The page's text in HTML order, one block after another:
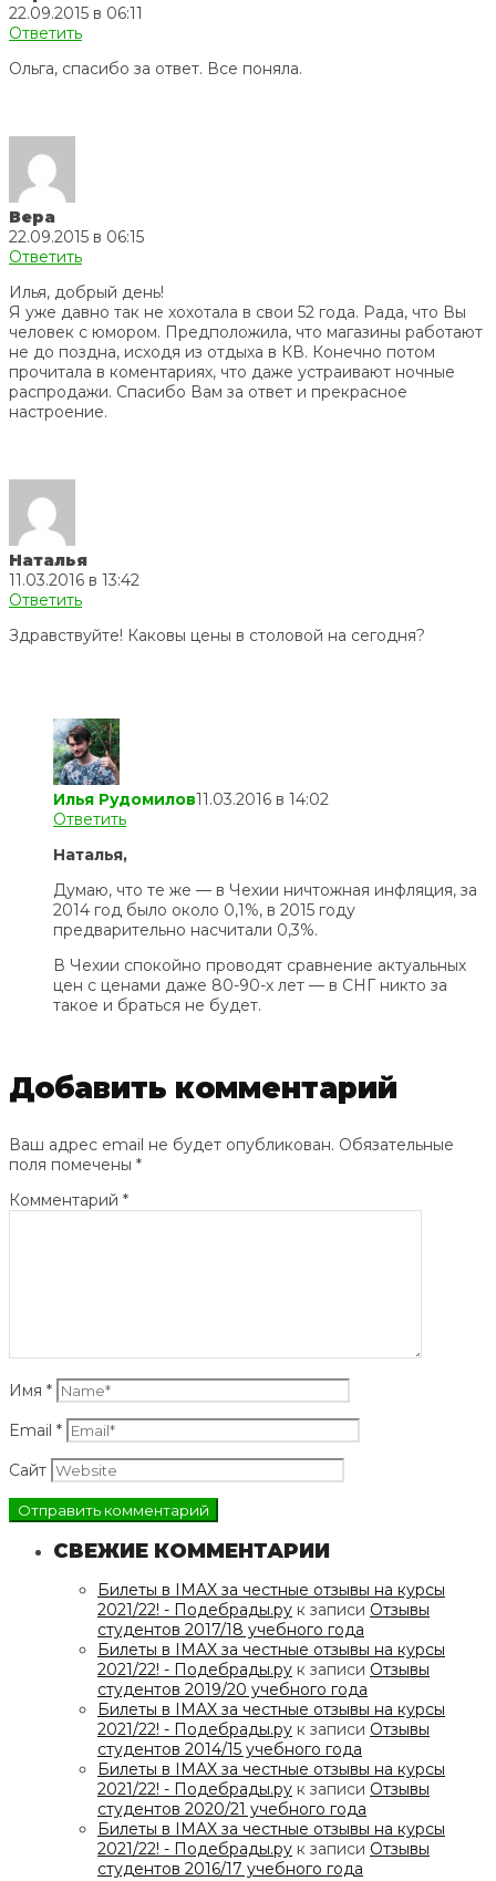
22.09.2015 в 06:11
Ответить
Ольга, спасибо за ответ. Все поняла.
Вера
22.09.2015 в 06:15
Ответить
Илья, добрый день!
Я уже давно так не хохотала в свои 52 года. Рада, что Вы
человек с юмором. Предположила, что магазины работают
не до поздна, исходя из отдыха в КВ. Конечно потом
прочитала в коментариях, что даже устраивают ночные
распродажи. Спасибо Вам за ответ и прекрасное
настроение.
Наталья
11.03.2016 в 13:42
Ответить
Здравствуйте! Каковы цены в столовой на сегодня?
Илья Рудомилов11.03.2016 в 14:02
Ответить
Наталья,
Думаю, что те же — в Чехии ничтожная инфляция, за
2014 год было около 0,1%, в 2015 году
предварительно насчитали 0,3%.
В Чехии спокойно проводят сравнение актуальных
цен с ценами даже 80-90-х лет — в СНГ никто за
такое и браться не будет.
Добавить комментарий
Ваш адрес email не будет опубликован. Обязательные
поля помечены *
Комментарий *
Имя *
Email *
Сайт
СВЕЖИЕ КОММЕНТАРИИ
Билеты в IMAX за честные отзывы на курсы
2021/22! - Подебрады.ру к записи Отзывы
студентов 2017/18 учебного года
Билеты в IMAX за честные отзывы на курсы
2021/22! - Подебрады.ру к записи Отзывы
студентов 2019/20 учебного года
Билеты в IMAX за честные отзывы на курсы
2021/22! - Подебрады.ру к записи Отзывы
студентов 2014/15 учебного года
Билеты в IMAX за честные отзывы на курсы
2021/22! - Подебрады.ру к записи Отзывы
студентов 2020/21 учебного года
Билеты в IMAX за честные отзывы на курсы
2021/22! - Подебрады.ру к записи Отзывы
студентов 2016/17 учебного года